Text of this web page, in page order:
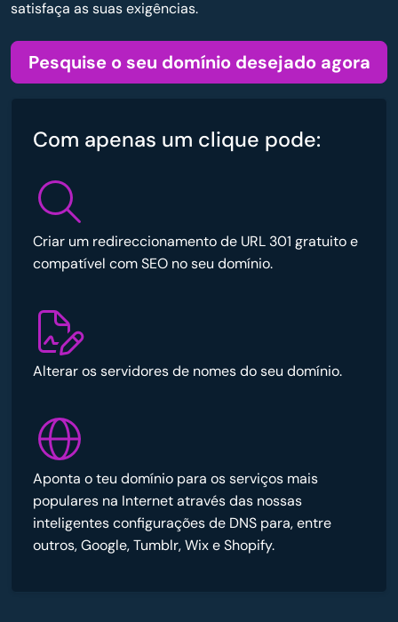
satisfaça as suas exigências.
Pesquise o seu domínio desejado agora
Com apenas um clique pode:
Criar um redireccionamento de URL 301 gratuito e
compatível com SEO no seu domínio.
Alterar os servidores de nomes do seu domínio.
Aponta o teu domínio para os serviços mais
populares na Internet através das nossas
inteligentes configurações de DNS para, entre
outros, Google, Tumblr, Wix e Shopify.